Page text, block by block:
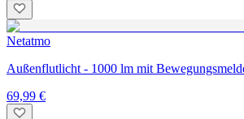
Netatmo
Außenflutlicht - 1000 lm mit
69,99 €